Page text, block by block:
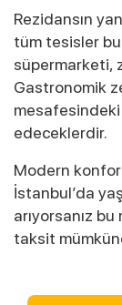
Rezidansın
tüm tesisler
süpermarketi,
Gastronomik
edeceklerdir.
Modern
İstanbul’da
arıyorsanız
taksit